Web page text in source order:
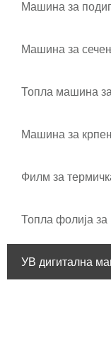
Машина за
Машина за
Топла машина
Машина за
Филм за
Топла фолија за
УВ дигитална